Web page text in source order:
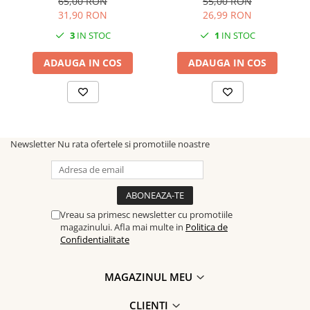
31,90 RON
3IN STOC
ADAUGA IN COS
26,99 RON
1 IN STOC
ADAUGA IN COS
Newsletter Nu rata ofertele si promotiile noastre
Vreau sa primesc newsletter cu promotiile
magazinului. Afla mai multe in Politica de
Confidentialitate
MAGAZINUL MEU
CLIENTI